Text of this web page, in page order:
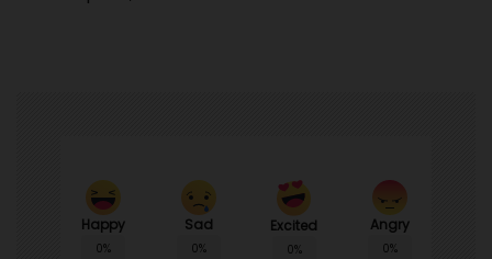
Happy
0%
Sad
0%
Excited
0%
Angry
0%